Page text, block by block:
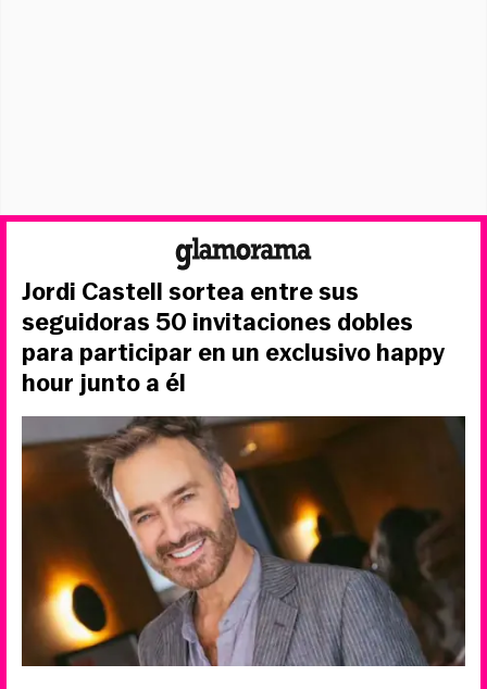
Jordi Castell sortea entre sus
seguidoras 50 invitaciones dobles
para participar en un exclusivo happy
hour junto a él